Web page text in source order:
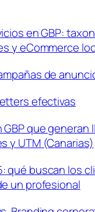
en GBP:
y eCommerce
de
efectivas
que generan
y UTM (Canarias)
qué buscan los
un profesional